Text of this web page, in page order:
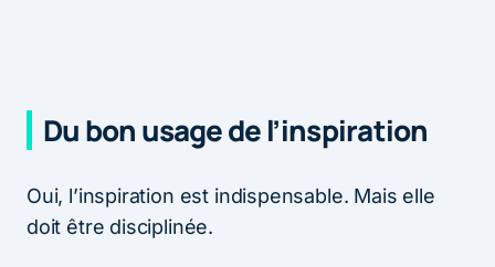
Du bon usage de l’inspiration
Oui, l’inspiration est indispensable. Mais elle
doit être disciplinée.